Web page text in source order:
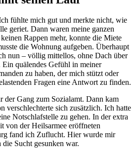
fühlte mich gut und merkte nicht, wie
geriet. Dann waren meine ganzen
Rappen mehr, konnte die Miete
die Wohnung aufgeben. Überhaupt
nun – völlig mittellos, ohne Dach über
quälendes Gefühl in meiner
zu haben, der mich stützt oder
Fragen eine Antwort zu finden.
der Gang zum Sozialamt. Dann kam
verschlechterte sich zusätzlich. Ich hatte
Notschlafstelle zu gehen. In der extra
von der Heilsarmee eröffneten
fand ich Zuflucht. Hier wurde mir
Sucht gesunken war.